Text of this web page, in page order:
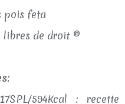
libres de droit ©
17SPL/594Kcal : recette